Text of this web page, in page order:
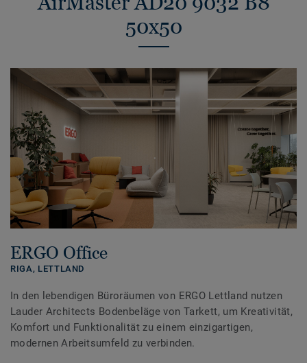
50x50
ERGO Office
RIGA, LETTLAND
In den lebendigen Büroräumen von ERGO Lettland nutzen
Lauder Architects Bodenbeläge von Tarkett, um Kreativität,
Komfort und Funktionalität zu einem einzigartigen,
modernen Arbeitsumfeld zu verbinden.